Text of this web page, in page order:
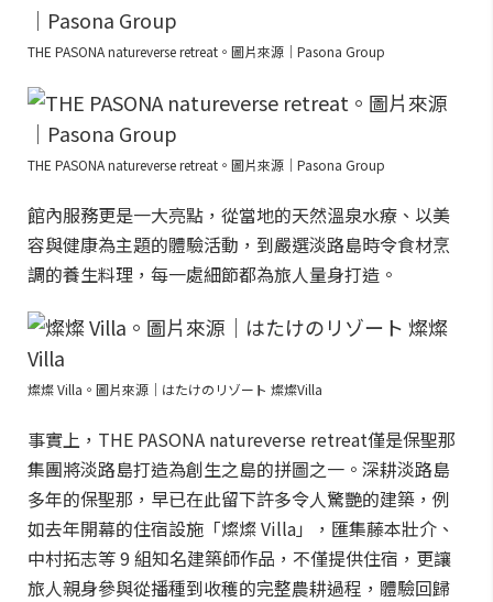
THE PASONA natureverse retreat。圖片來源｜Pasona Group
THE PASONA natureverse retreat。圖片來源｜Pasona Group
館內服務更是一大亮點，從當地的天然溫泉水療、以美
容與健康為主題的體驗活動，到嚴選淡路島時令食材烹
調的養生料理，每一處細節都為旅人量身打造。
燦燦 Villa。圖片來源｜はたけのリゾート 燦燦Villa
事實上，THE PASONA natureverse retreat僅是保聖那
集團將淡路島打造為創生之島的拼圖之一。深耕淡路島
多年的保聖那，早已在此留下許多令人驚艷的建築，例
如去年開幕的住宿設施「燦燦 Villa」，匯集藤本壯介、
中村拓志等 9 組知名建築師作品，不僅提供住宿，更讓
旅人親身參與從播種到收穫的完整農耕過程，體驗回歸